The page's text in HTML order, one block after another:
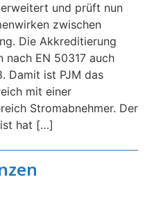
erweitert und prüft nun
zwischen
Die Akkreditierung
nach EN 50317 auch
Damit ist PJM das
mit einer
Stromabnehmer. Der
hat […]